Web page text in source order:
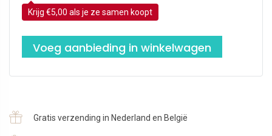
prijs
was:
€90,90.
prijs
is:
€85,90.
Krijg €5,00 als je ze samen koopt
Voeg aanbieding in winkelwagen
Gratis verzending in Nederland en België